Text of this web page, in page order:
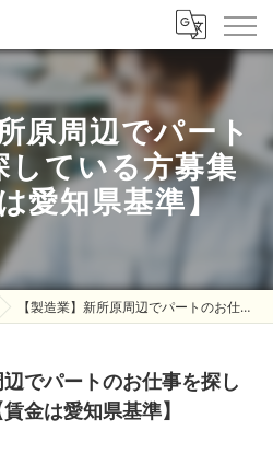
原周辺でパート
している方募集
愛知県基準】
【製造業】新所原周辺でパートのお仕事を探している方募集中！【賃金は愛知県基準】
辺でパートのお仕事を探し
金は愛知県基準】